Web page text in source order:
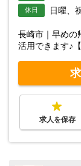
休日 日曜、
長崎市｜早めの
活用できます♪
求人を保存